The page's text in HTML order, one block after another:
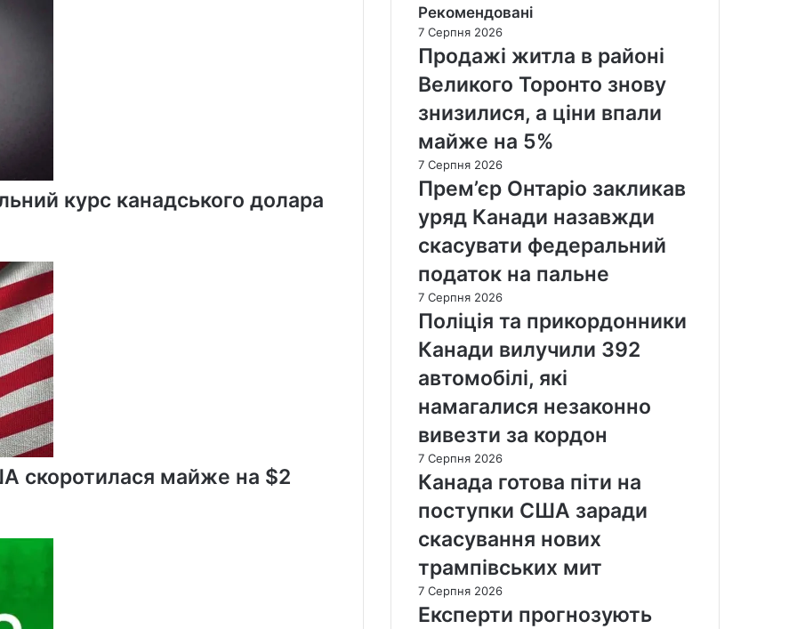
курс канадського долара
скоротилася майже на $2
Рекомендовані
7 Серпня 2026
Продажі житла в районі
Великого Торонто знову
знизилися, а ціни впали
майже на 5%
7 Серпня 2026
Прем’єр Онтаріо закликав
уряд Канади назавжди
скасувати федеральний
податок на пальне
7 Серпня 2026
Поліція та прикордонники
Канади вилучили 392
автомобілі, які
намагалися незаконно
вивезти за кордон
7 Серпня 2026
Канада готова піти на
поступки США заради
скасування нових
трампівських мит
7 Серпня 2026
Експерти прогнозують